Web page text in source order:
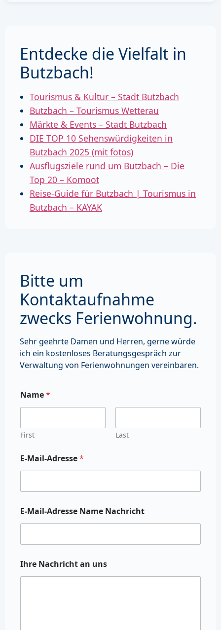
Entdecke die Vielfalt in
Butzbach!
Tourismus & Kultur – Stadt Butzbach
Butzbach – Tourismus Wetterau
Märkte & Events – Stadt Butzbach
DIE TOP 10 Sehenswürdigkeiten in
Butzbach 2025 (mit fotos)
Ausflugsziele rund um Butzbach – Die
Top 20 – Komoot
Reise-Guide für Butzbach | Tourismus in
Butzbach – KAYAK
Bitte um
Kontaktaufnahme
zwecks Ferienwohnung.
Sehr geehrte Damen und Herren, gerne würde
ich ein kostenloses Beratungsgespräch zur
Verwaltung von Ferienwohnungen vereinbaren.
Name*
First Last
E-Mail-Adresse*
E-Mail-Adresse Name Nachricht
Ihre Nachricht an uns